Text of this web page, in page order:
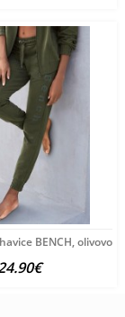
BENCH, olivovo